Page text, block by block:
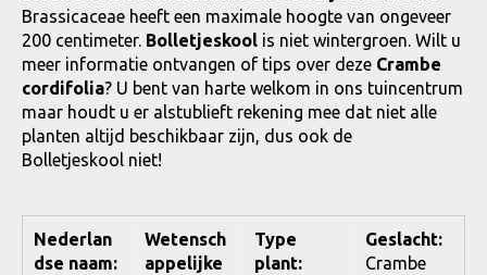
Brassicaceae heeft een maximale hoogte van ongeveer
200 centimeter. Bolletjeskool is niet wintergroen. Wilt u
meer informatie ontvangen of tips over deze Crambe
cordifolia? U bent van harte welkom in ons tuincentrum
maar houdt u er alstublieft rekening mee dat niet alle
planten altijd beschikbaar zijn, dus ook de
Bolletjeskool niet!
Nederlan
dse naam:
Wetensch
appelijke
Type
plant:
Geslacht:
Crambe